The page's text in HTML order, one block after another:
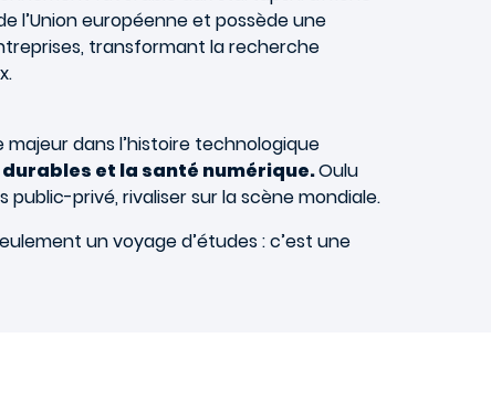
l’Union européenne et possède une
transformant la recherche
dans l’histoire technologique
et la santé numérique.Oulu
privé, rivaliser sur la scène mondiale.
un voyage d’études : c’est une